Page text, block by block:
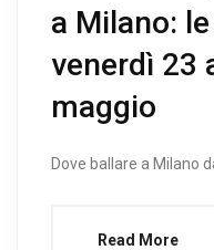
a Milano:
venerdì 23
maggio
Dove ballare a Milano
Read More